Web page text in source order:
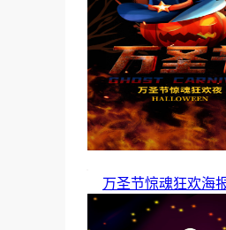
万圣节惊魂狂欢海